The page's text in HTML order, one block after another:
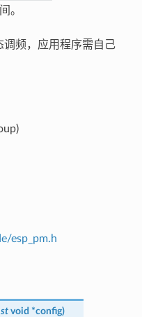
。
调频，应用程序需自己
esp_pm.h
void *config)